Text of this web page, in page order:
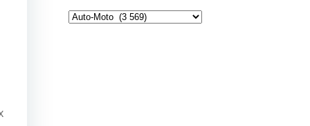
Catégories